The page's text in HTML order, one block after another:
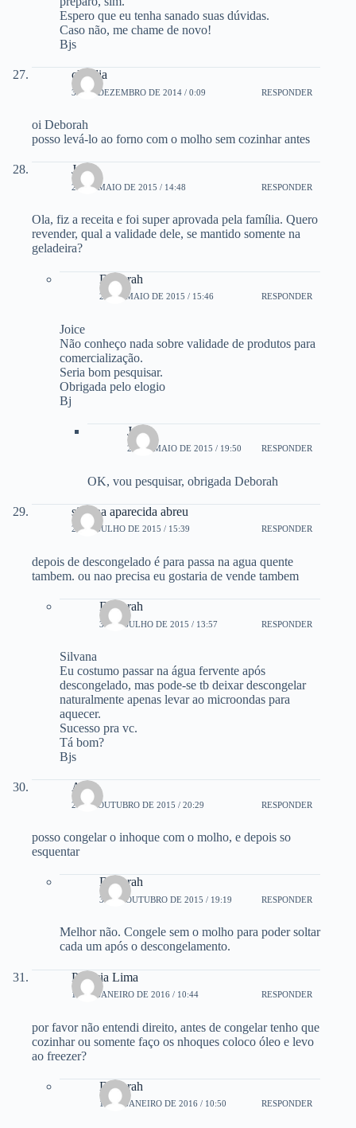
Espero que eu tenha sanado suas dúvidas.
Caso não, me chame de novo!
Bjs
claudia
31 DE DEZEMBRO DE 2014 / 0:09 RESPONDER
oi Deborah
posso levá-lo ao forno com o molho sem cozinhar antes
Joice
27 DE MAIO DE 2015 / 14:48 RESPONDER
Ola, fiz a receita e foi super aprovada pela família. Quero
revender, qual a validade dele, se mantido somente na
geladeira?
Deborah
28 DE MAIO DE 2015 / 15:46 RESPONDER
Joice
Não conheço nada sobre validade de produtos para
comercialização.
Seria bom pesquisar.
Obrigada pelo elogio
Bj
Joice
29 DE MAIO DE 2015 / 19:50 RESPONDER
OK, vou pesquisar, obrigada Deborah
silvana aparecida abreu
28 DE JULHO DE 2015 / 15:39 RESPONDER
depois de descongelado é para passa na agua quente
tambem. ou nao precisa eu gostaria de vende tambem
Deborah
30 DE JULHO DE 2015 / 13:57 RESPONDER
Silvana
Eu costumo passar na água fervente após
descongelado, mas pode-se tb deixar descongelar
naturalmente apenas levar ao microondas para
aquecer.
Sucesso pra vc.
Tá bom?
Bjs
Alair
29 DE OUTUBRO DE 2015 / 20:29 RESPONDER
posso congelar o inhoque com o molho, e depois so
esquentar
Deborah
30 DE OUTUBRO DE 2015 / 19:19 RESPONDER
Melhor não. Congele sem o molho para poder soltar
cada um após o descongelamento.
Patricia Lima
18 DE JANEIRO DE 2016 / 10:44 RESPONDER
por favor não entendi direito, antes de congelar tenho que
cozinhar ou somente faço os nhoques coloco óleo e levo
ao freezer?
Deborah
18 DE JANEIRO DE 2016 / 10:50 RESPONDER